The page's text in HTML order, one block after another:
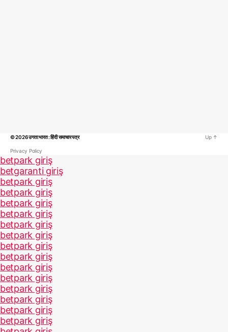
© 2026उगता भारत : हिंदी समाचार पत्र
Privacy Policy
Up ↑
betpark giriş
betgaranti giriş
betpark giriş
betpark giriş
betpark giriş
betpark giriş
betpark giriş
betpark giriş
betpark giriş
betpark giriş
betpark giriş
betpark giriş
betpark giriş
betpark giriş
betpark giriş
betpark giriş